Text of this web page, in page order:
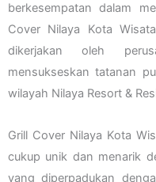
berkesempatan dalam
Cover Nilaya Kota
dikerjakan oleh
mensukseskan tatanan
wilayah Nilaya Resort &
Grill Cover Nilaya Kota
cukup unik dan menarik
yang diperpadukan